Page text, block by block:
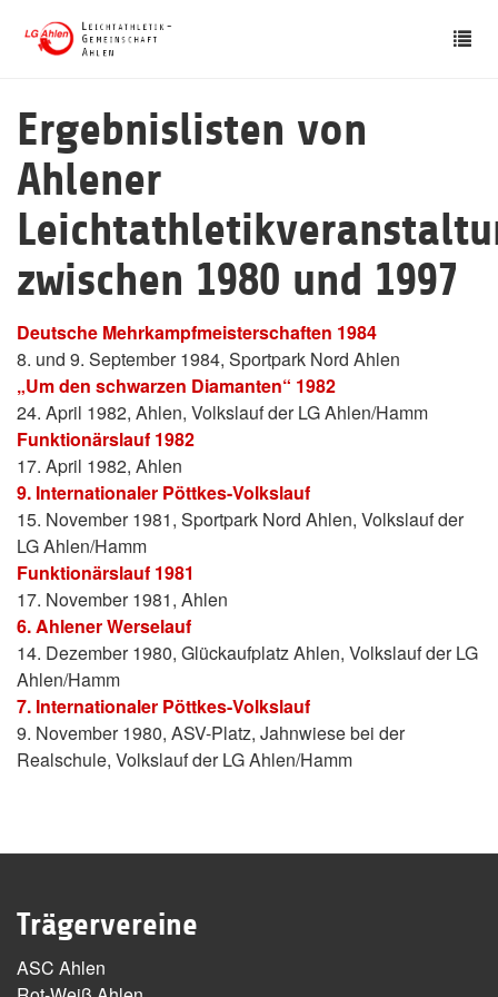
Ergebnislisten von
Ahlener
zwischen 1980 und 1997
Deutsche Mehrkampfmeisterschaften 1984
8. und 9. September 1984, Sportpark Nord Ahlen
„Um den schwarzen Diamanten“ 1982
24. April 1982, Ahlen, Volkslauf der LG Ahlen/Hamm
Funktionärslauf 1982
17. April 1982, Ahlen
9. Internationaler Pöttkes-Volkslauf
15. November 1981, Sportpark Nord Ahlen, Volkslauf der
LG Ahlen/Hamm
Funktionärslauf 1981
17. November 1981, Ahlen
6. Ahlener Werselauf
14. Dezember 1980, Glückaufplatz Ahlen, Volkslauf der LG
Ahlen/Hamm
7. Internationaler Pöttkes-Volkslauf
9. November 1980, ASV-Platz, Jahnwiese bei der
Realschule, Volkslauf der LG Ahlen/Hamm
Trägervereine
ASC Ahlen